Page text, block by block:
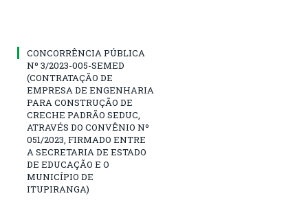
CONCORRÊNCIA PÚBLICA
Nº 3/2023-005-SEMED
(CONTRATAÇÃO DE
EMPRESA DE ENGENHARIA
PARA CONSTRUÇÃO DE
CRECHE PADRÃO SEDUC,
ATRAVÉS DO CONVÊNIO Nº
051/2023, FIRMADO ENTRE
A SECRETARIA DE ESTADO
DE EDUCAÇÃO E O
MUNICÍPIO DE
ITUPIRANGA)